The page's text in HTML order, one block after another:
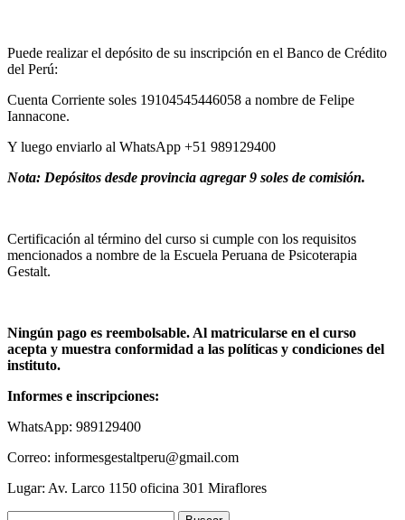
Puede realizar el depósito de su inscripción en el Banco de Crédito
del Perú:
Cuenta Corriente soles 19104545446058 a nombre de Felipe
Iannacone.
Y luego enviarlo al WhatsApp +51 989129400
Nota: Depósitos desde provincia agregar 9 soles de comisión.
Certificación al término del curso si cumple con los requisitos
mencionados a nombre de la Escuela Peruana de Psicoterapia
Gestalt.
Ningún pago es reembolsable. Al matricularse en el curso
acepta y muestra conformidad a las políticas y condiciones del
instituto.
Informes e inscripciones:
WhatsApp: 989129400
Correo: informesgestaltperu@gmail.com
Lugar: Av. Larco 1150 oficina 301 Miraflores